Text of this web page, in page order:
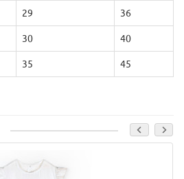
29 36
30 40
35 45